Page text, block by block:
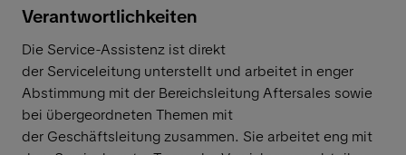
Verantwortlichkeiten
Die Service-Assistenz ist direkt
der Serviceleitung unterstellt und arbeitet in enger
Abstimmung mit der Bereichsleitung Aftersales sowie
bei übergeordneten Themen mit
der Geschäftsleitung zusammen. Sie arbeitet eng mit